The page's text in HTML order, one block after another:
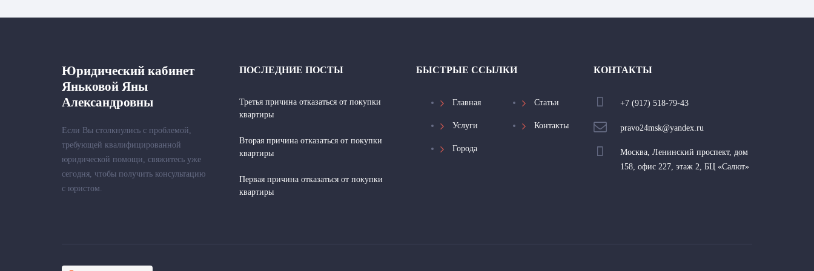
Юридический кабинет
Яньковой Яны
Александровны
Если Вы столкнулись с проблемой,
требующей квалифицированной
юридической помощи, свяжитесь уже
сегодня, чтобы получить консультацию
с юристом.
ПОСЛЕДНИЕ ПОСТЫ
Третья причина отказаться от покупки
квартиры
Вторая причина отказаться от покупки
квартиры
Первая причина отказаться от покупки
квартиры
БЫСТРЫЕ ССЫЛКИ
Главная
Услуги
Города
Статьи
Контакты
КОНТАКТЫ
+7 (917) 518-79-43
pravo24msk@yandex.ru
Москва, Ленинский проспект, дом
158, офис 227, этаж 2, БЦ «Салют»